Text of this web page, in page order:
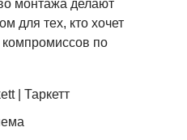
монтажа делают
для тех, кто хочет
компромиссов по
| Таркетт